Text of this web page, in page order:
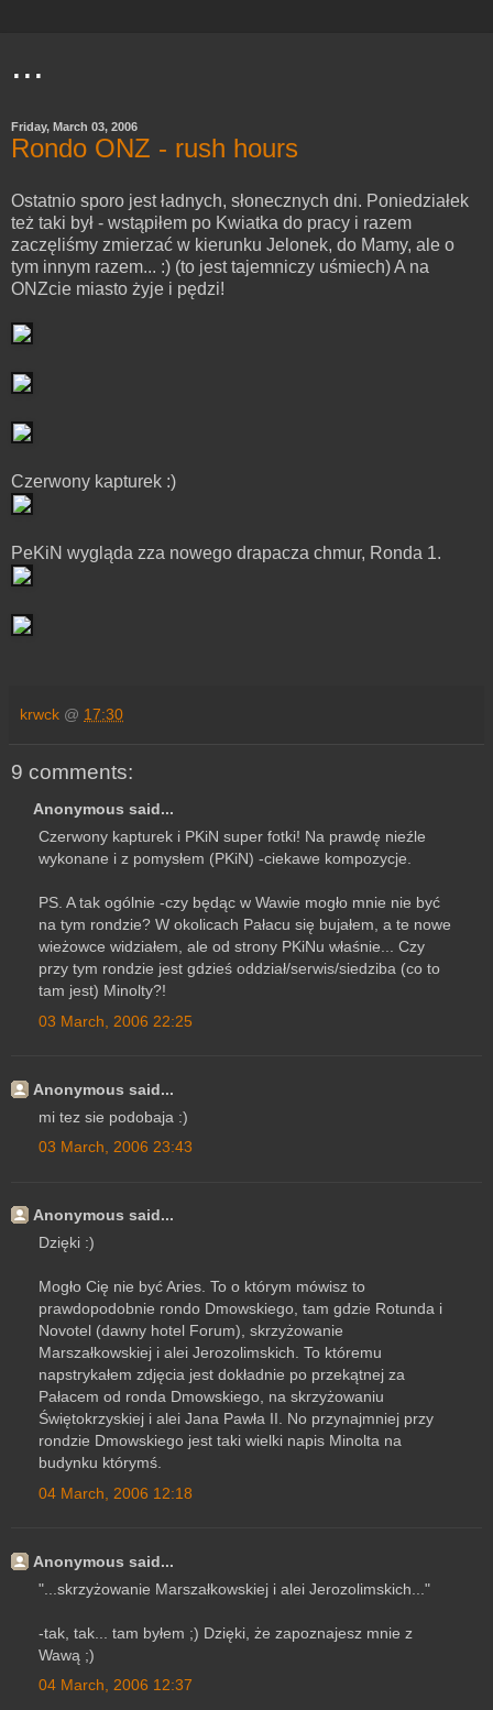
...
Friday, March 03, 2006
Rondo ONZ - rush hours
Ostatnio sporo jest ładnych, słonecznych dni. Poniedziałek
też taki był - wstąpiłem po Kwiatka do pracy i razem
zaczęliśmy zmierzać w kierunku Jelonek, do Mamy, ale o
tym innym razem... :) (to jest tajemniczy uśmiech) A na
ONZcie miasto żyje i pędzi!
Czerwony kapturek :)
PeKiN wygląda zza nowego drapacza chmur, Ronda 1.
krwck @ 17:30
9 comments:
Anonymous said...
Czerwony kapturek i PKiN super fotki! Na prawdę nieźle
wykonane i z pomysłem (PKiN) -ciekawe kompozycje.
PS. A tak ogólnie -czy będąc w Wawie mogło mnie nie być
na tym rondzie? W okolicach Pałacu się bujałem, a te nowe
wieżowce widziałem, ale od strony PKiNu właśnie... Czy
przy tym rondzie jest gdzieś oddział/serwis/siedziba (co to
tam jest) Minolty?!
03 March, 2006 22:25
Anonymous said...
mi tez sie podobaja :)
03 March, 2006 23:43
Anonymous said...
Dzięki :)
Mogło Cię nie być Aries. To o którym mówisz to
prawdopodobnie rondo Dmowskiego, tam gdzie Rotunda i
Novotel (dawny hotel Forum), skrzyżowanie
Marszałkowskiej i alei Jerozolimskich. To któremu
napstrykałem zdjęcia jest dokładnie po przekątnej za
Pałacem od ronda Dmowskiego, na skrzyżowaniu
Świętokrzyskiej i alei Jana Pawła II. No przynajmniej przy
rondzie Dmowskiego jest taki wielki napis Minolta na
budynku którymś.
04 March, 2006 12:18
Anonymous said...
"...skrzyżowanie Marszałkowskiej i alei Jerozolimskich..."
-tak, tak... tam byłem ;) Dzięki, że zapoznajesz mnie z
Wawą ;)
04 March, 2006 12:37